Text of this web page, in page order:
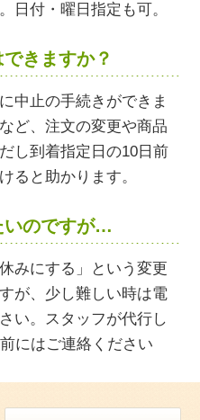
日付・曜日指定も可。
きますか？
中止の手続きができま
ど、注文の変更や商品
し到着指定日の10日前
ると助かります。
いのですが…
みにする」という変更
が、少し難しい時は電
い。スタッフが代行し
にはご連絡ください